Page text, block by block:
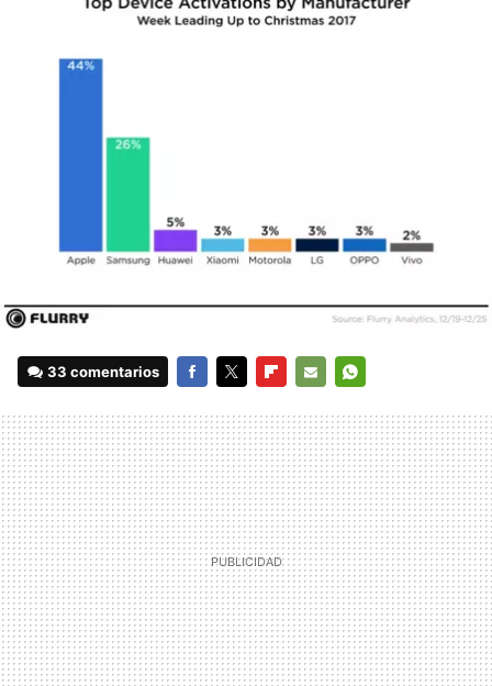
33 comentarios
MAIL